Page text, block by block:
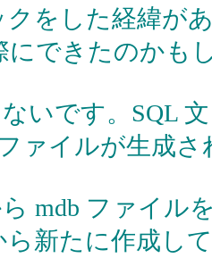
クをした経緯が
にできたのかも
いです。SQL
ァイルが生成
mdb ファイル
ら新たに作成し